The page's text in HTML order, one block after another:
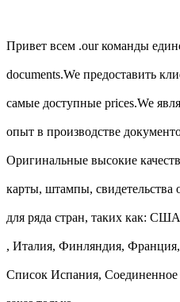
Привет всем .our команды
documents.We предоставить
самые доступные prices.We
опыт в производстве
Оригинальные высокие
карты, штампы,
для ряда стран, таких как:
, Италия, Финляндия,
Список Испания,